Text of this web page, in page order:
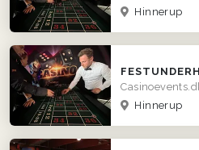
Hinnerup
Hinnerup